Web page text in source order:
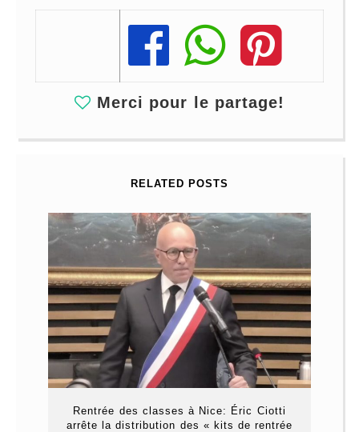
Share
Share
Share
Merci pour le partage!
RELATED POSTS
Rentrée des classes à Nice: Éric Ciotti
arrête la distribution des « kits de rentrée